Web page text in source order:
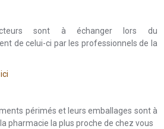
sont à échanger lors du
de celui-ci par les professionnels de la
périmés et leurs emballages sont à
pharmacie la plus proche de chez vous